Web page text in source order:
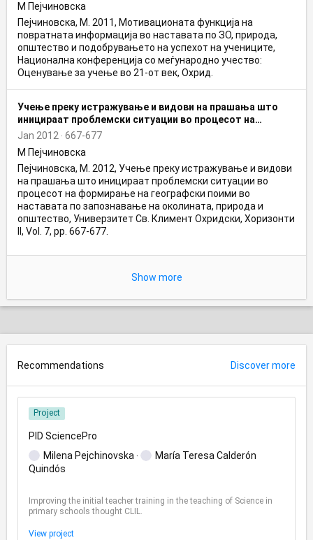
учење во 21-от век
М Пејчиновска
Пејчиновска, М. 2011, Мотивационата функција на
повратната информација во наставата по ЗО, природа,
општество и подобрувањето на успехот на учениците,
Национална конференција со меѓународно учество:
Оценување за учење во 21-от век, Охрид.
Учење преку истражување и видови на прашања што
иницираат проблемски ситуации во процесот на
формирање на географски поими во наставата по
Jan 2012
667-677
М Пејчиновска
Пејчиновска, М. 2012, Учење преку истражување и видови
на прашања што иницираат проблемски ситуации во
процесот на формирање на географски поими во
наставата по запознавање на околината, природа и
општество, Универзитет Св. Климент Охридски, Хоризонти
II, Vol. 7, pp. 667-677.
Show more
Recommendations Discover more
Project
PID SciencePro
Milena Pejchinovska
María Teresa Calderón
Quindós
Improving the initial teacher training in the teaching of Science in
primary schools thought CLIL.
View project